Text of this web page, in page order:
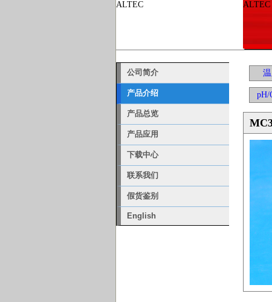
ALTEC ALTEC
公司简介
产品介绍
产品总览
产品应用
下载中心
联系我们
假货鉴别
English
pH/